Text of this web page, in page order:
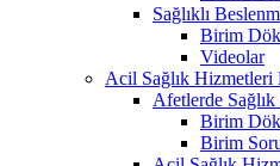
Sağlıklı
Birim
Videolar
Acil Sağlık Hizmetleri
Afetlerde
Birim
Birim